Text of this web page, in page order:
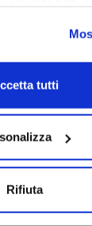
Se vuoi
tutti
Rifiuta